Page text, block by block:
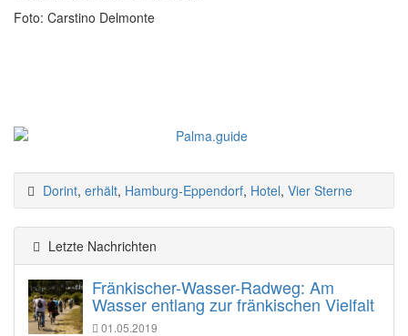
Foto: Carstino Delmonte
Dorint, erhält, Hamburg-Eppendorf, Hotel, Vier Sterne
Letzte Nachrichten
Fränkischer-Wasser-Radweg: Am
Wasser entlang zur fränkischen Vielfalt
01.05.2019